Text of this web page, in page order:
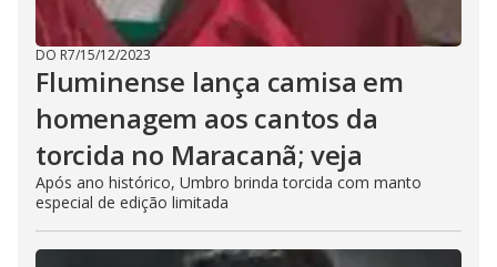
DO R7/15/12/2023
Fluminense lança camisa em
homenagem aos cantos da
torcida no Maracanã; veja
Após ano histórico, Umbro brinda torcida com manto
especial de edição limitada